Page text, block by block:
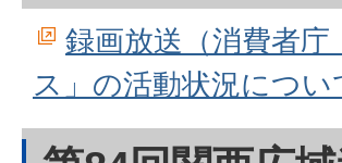
録画放送（消費者
ス」の活動状況につ